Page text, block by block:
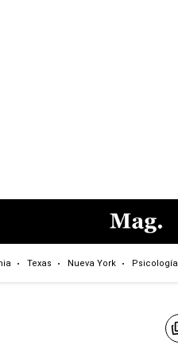
Texas Nueva York Psicología